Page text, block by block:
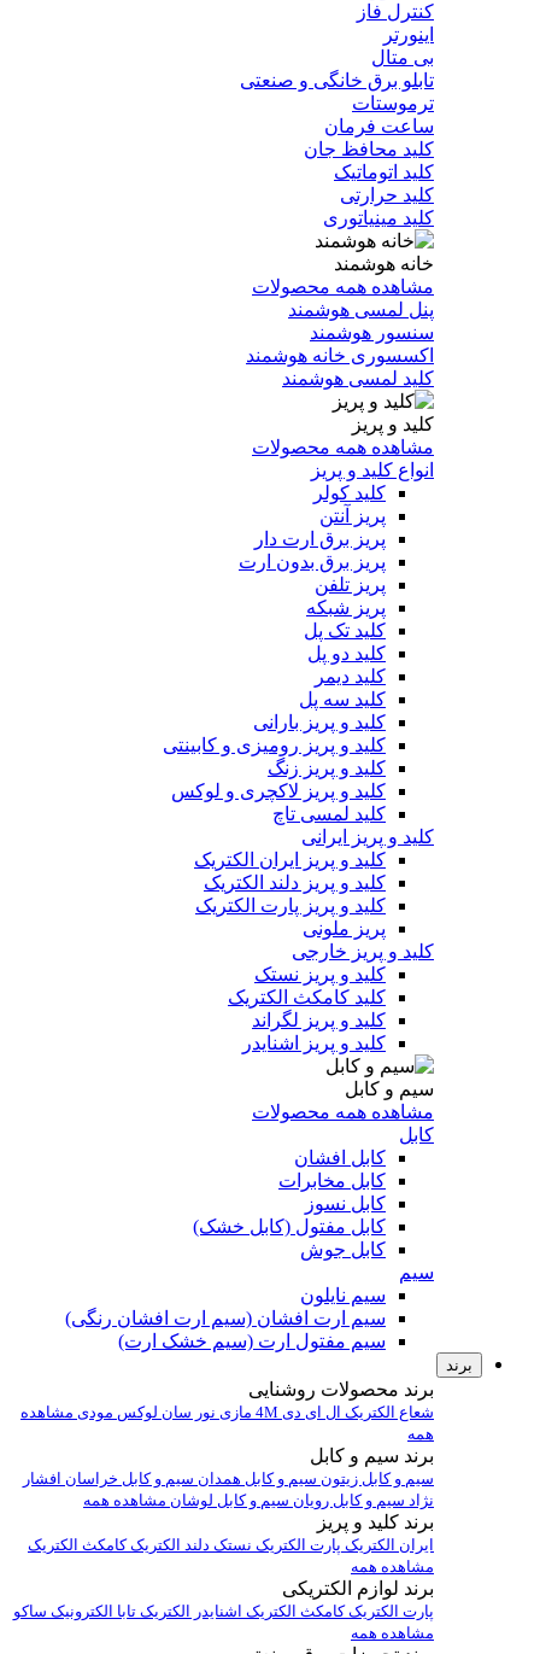
کنترل فاز
اینورتر
بی متال
تابلو برق خانگی و صنعتی
ترموستات
ساعت فرمان
کلید محافظ جان
کلید اتوماتیک
کلید حرارتی
کلید مینیاتوری
خانه هوشمند
مشاهده همه محصولات
پنل لمسی هوشمند
سنسور هوشمند
اکسسوری خانه هوشمند
کلید لمسی هوشمند
کلید و پریز
مشاهده همه محصولات
انواع کلید و پریز
کلید کولر
پریز آنتن
پریز برق ارت دار
پریز برق بدون ارت
پریز تلفن
پریز شبکه
کلید تک پل
کلید دو پل
کلید دیمر
کلید سه پل
کلید و پریز بارانی
کلید و پریز رومیزی و کابینتی
کلید و پریز زنگ
کلید و پریز لاکچری و لوکس
کلید لمسی تاچ
کلید و پریز ایرانی
کلید و پریز ایران الکتریک
کلید و پریز دلند الکتریک
کلید و پریز پارت الکتریک
پریز ملونی
کلید و پریز خارجی
کلید و پریز نستک
کلید کامکث الکتریک
کلید و پریز لگراند
کلید و پریز اشنایدر
سیم و کابل
مشاهده همه محصولات
کابل
کابل افشان
کابل مخابرات
کابل نسوز
کابل مفتول (کابل خشک)
کابل جوش
سیم
سیم نایلون
سیم ارت افشان (سیم ارت افشان رنگی)
سیم مفتول ارت (سیم خشک ارت)
برند
برند محصولات روشنایی
شعاع الکتریک ال ای دی 4M مازی نور سان لوکس مودی مشاهده
همه
برند سیم و کابل
سیم و کابل زیتون سیم و کابل همدان سیم و کابل خراسان افشار
نژاد سیم و کابل رویان سیم و کابل لوشان مشاهده همه
برند کلید و پریز
ایران الکتریک پارت الکتریک نستک دلند الکتریککامکث الکتریک
مشاهده همه
برند لوازم الکتریکی
پارت الکتریککامکث الکتریک اشنایدر الکتریک تابا الکترونیک ساکو
مشاهده همه